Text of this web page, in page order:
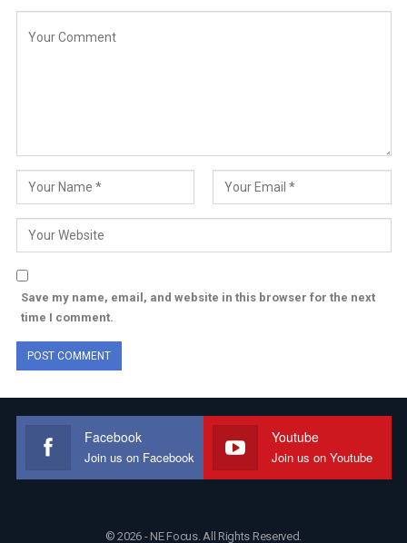
Save my name, email, and website in this browser for the next
time I comment.
Facebook
Join us on Facebook
Youtube
Join us on Youtube
© 2026 - NE Focus. All Rights Reserved.